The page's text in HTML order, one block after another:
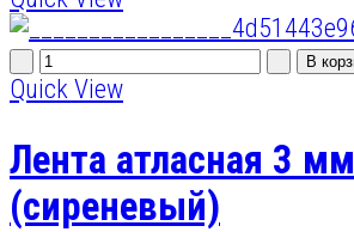
Quick View
Лента атласная 3 мм
(сиреневый)